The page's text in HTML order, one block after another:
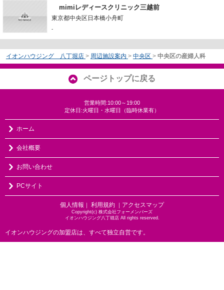
mimiレディースクリニック三越前
東京都中央区日本橋小舟町
-
イオンハウジング 八丁堀店 > 周辺施設案内 > 中央区 > 中央区の産婦人科
ページトップに戻る
営業時間:10:00～19:00
定休日:火曜日・水曜日（臨時休業有）
ホーム
会社概要
お問い合わせ
PCサイト
個人情報 ｜ 利用規約 ｜ アクセスマップ
Copyright(c) 株式会社フォーメンバーズ
イオンハウジング八丁堀店 All rights reserved.
イオンハウジングの加盟店は、すべて独立自営です。